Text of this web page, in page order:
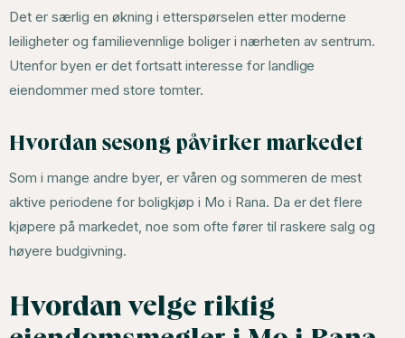
Det er særlig en økning i etterspørselen etter moderne
leiligheter og familievennlige boliger i nærheten av sentrum.
Utenfor byen er det fortsatt interesse for landlige
eiendommer med store tomter.
Hvordan sesong påvirker markedet
Som i mange andre byer, er våren og sommeren de mest
aktive periodene for boligkjøp i Mo i Rana. Da er det flere
kjøpere på markedet, noe som ofte fører til raskere salg og
høyere budgivning.
Hvordan velge riktig